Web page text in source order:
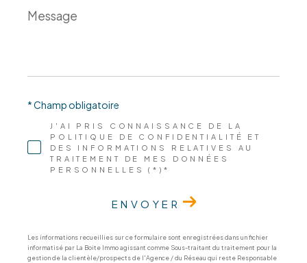
Message
*
J'AI PRIS CONNAISSANCE DE LA
POLITIQUE DE CONFIDENTIALITÉ ET
DES INFORMATIONS RELATIVES AU
TRAITEMENT DE MES DONNÉES
PERSONNELLES (*)*
* Champ obligatoire
ENVOYER
Les informations recueillies sur ce formulaire sont enregistrées dans un fichier
informatisé par La Boite Immo agissant comme Sous-traitant du traitement pour la
gestion de la clientèle/prospects de l'Agence / du Réseau qui reste Responsable